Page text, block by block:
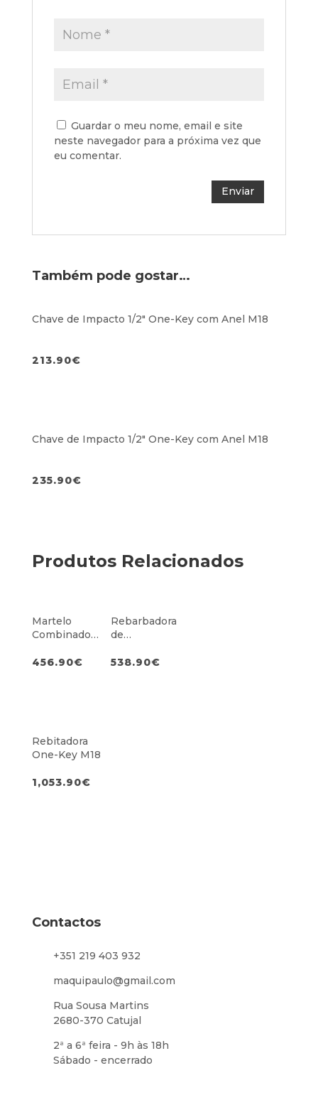
Guardar o meu nome, email e site
neste navegador para a próxima vez que
eu comentar.
Também pode gostar…
Chave de Impacto 1/2″ One-Key com Anel M18
213.90€
Chave de Impacto 1/2″ One-Key com Anel M18
235.90€
Produtos Relacionados
Martelo
Combinado
32mm c/
456.90€
Rebarbadora
de
de 125mm c/
538.90€
Rebitadora
One-Key M18
1,053.90€
Contactos
+351 219 403 932
maquipaulo@gmail.com
Rua Sousa Martins
2680-370 Catujal
2ª a 6ª feira - 9h às 18h
Sábado - encerrado